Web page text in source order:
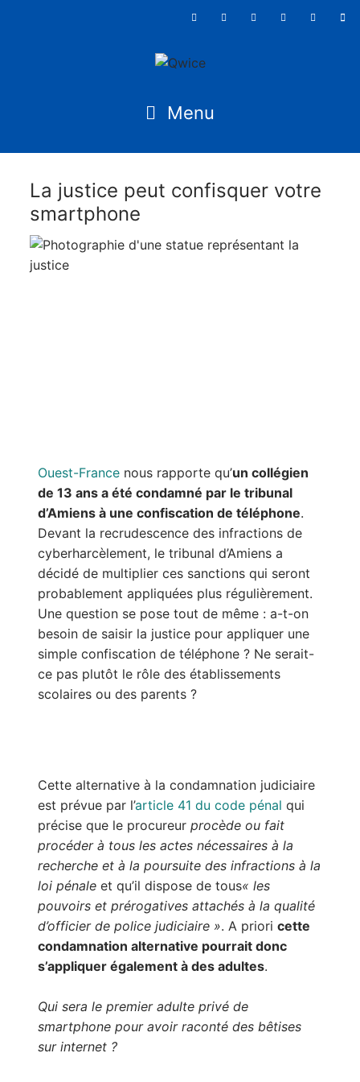
La justice peut confisquer votre
smartphone
Ouest-Francenous rapporte qu’un collégien
de 13 ans a été condamné par le tribunal
d’Amiens à une confiscation de téléphone.
Devant la recrudescence des infractions de
cyberharcèlement, le tribunal d’Amiens a
décidé de multiplier ces sanctions qui seront
probablement appliquées plus régulièrement.
Une question se pose tout de même : a-t-on
besoin de saisir la justice pour appliquer une
simple confiscation de téléphone ? Ne serait-
ce pas plutôt le rôle des établissements
scolaires ou des parents ?
Cette alternative à la condamnation judiciaire
est prévue par l’article 41 du code pénal qui
précise que le procureur procède ou fait
procéder à tous les actes nécessaires à la
recherche et à la poursuite des infractions à la
loi pénale et qu’il dispose de tous« les
pouvoirs et prérogatives attachés à la qualité
d’officier de police judiciaire ». A priori cette
condamnation alternative pourrait donc
s’appliquer également à des adultes.
Qui sera le premier adulte privé de
smartphone pour avoir raconté des bêtises
sur internet ?